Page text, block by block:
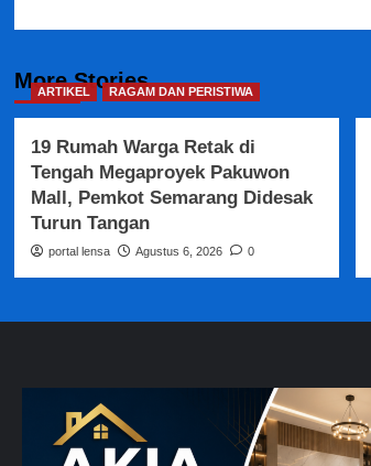
More Stories
ARTIKEL RAGAM DAN PERISTIWA
19 Rumah Warga Retak di
Tengah Megaproyek Pakuwon
Mall, Pemkot Semarang Didesak
Turun Tangan
portal lensa Agustus 6, 2026 0